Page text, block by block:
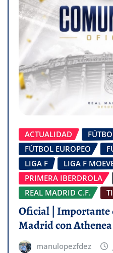
ACTUALIDAD
FÚTBOL EUROPEO
LIGA F
LIGA F
PRIMERA IBERDROLA
REAL MADRID C.F.
Oficial | Importante
Madrid con Athenea
manulopezfdez